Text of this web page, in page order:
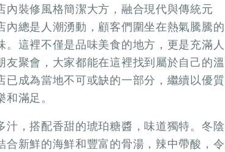
裝修風格簡潔大方，融合現代與傳統元
總是人潮湧動，顧客們圍坐在熱氣騰騰的
這裡不僅是品味美食的地方，更是充滿人
聚會，大家都能在這裡找到屬於自己的溫
成為當地不可或缺的一部分，繼續以優質
滿足。
，搭配香甜的琥珀糖醬，味道獨特。冬陰
新鮮的海鮮和豐富的骨湯，辣中帶酸，令